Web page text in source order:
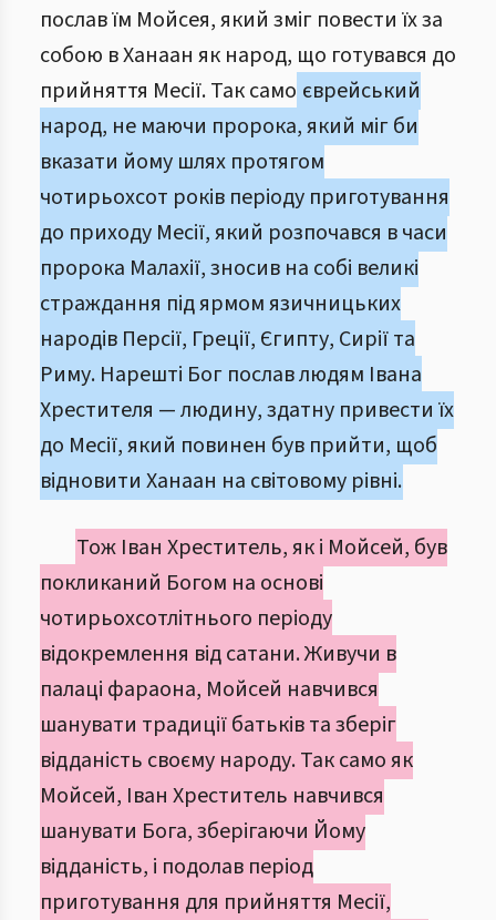
послав їм Мойсея, який зміг повести їх за
собою в Ханаан як народ, що готувався до
прийняття Месії. Так само єврейський
народ, не маючи пророка, який міг би
вказати йому шлях протягом
чотирьохсот років періоду приготування
до приходу Месії, який розпочався в часи
пророка Малахії, зносив на собі великі
страждання під ярмом язичницьких
народів Персії, Греції, Єгипту, Сирії та
Риму. Нарешті Бог послав людям Івана
Хрестителя — людину, здатну привести їх
до Месії, який повинен був прийти, щоб
відновити Ханаан на світовому рівні.
Тож Іван Хреститель, як і Мойсей, був
покликаний Богом на основі
чотирьохсотлітнього періоду
відокремлення від сатани. Живучи в
палаці фараона, Мойсей навчився
шанувати традиції батьків та зберіг
відданість своєму народу. Так само як
Мойсей, Іван Хреститель навчився
шанувати Бога, зберігаючи Йому
відданість, і подолав період
приготування для прийняття Месії,